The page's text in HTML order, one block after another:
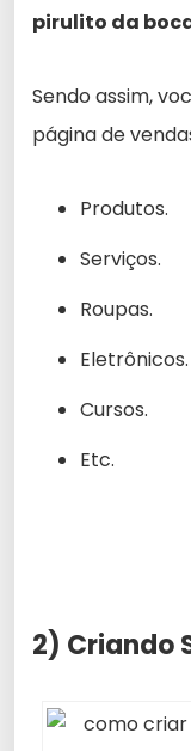
pirulito da
Sendo assim,
página de
Produtos.
Serviços.
Roupas.
Eletrônicos.
Cursos.
Etc.
2) Criando